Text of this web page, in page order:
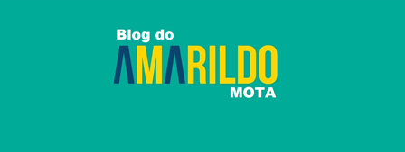
Fies 2026: inscrições para o 1º semestre terminam
nesta sexta-feira
Celpe-Bras 2026: prazo de adesão de postos